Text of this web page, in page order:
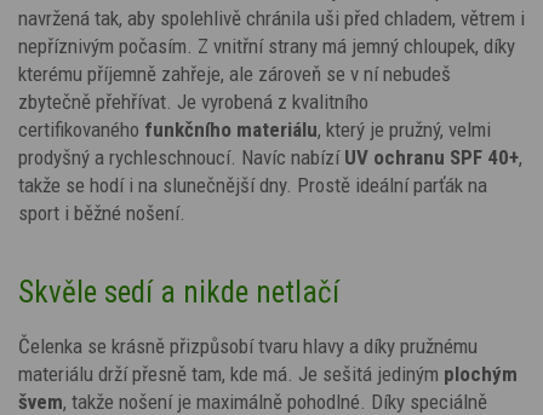
navržená tak, aby spolehlivě chránila uši před chladem, větrem i
nepříznivým počasím. Z vnitřní strany má jemný chloupek, díky
kterému příjemně zahřeje, ale zároveň se v ní nebudeš
zbytečně přehřívat. Je vyrobená z kvalitního
certifikovaného funkčního materiálu, který je pružný, velmi
prodyšný a rychleschnoucí. Navíc nabízí UV ochranu SPF 40+,
takže se hodí i na slunečnější dny. Prostě ideální parťák na
sport i běžné nošení.
Skvěle sedí a nikde netlačí
Čelenka se krásně přizpůsobí tvaru hlavy a díky pružnému
materiálu drží přesně tam, kde má. Je sešitá jediným plochým
švem, takže nošení je maximálně pohodlné. Díky speciálně